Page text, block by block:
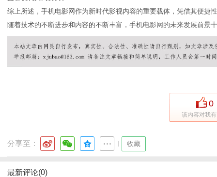
综上所述，手机电影网作为新时代影视内容的重要载体，凭借其便捷
随着技术的不断进步和内容的不断丰富，手机电影网的未来发展前景
0
该内容对我
分享至： 收藏
最新评论(0)